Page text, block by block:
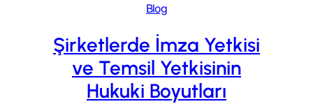
Blog
Şirketlerde İmza Yetkisi
ve Temsil Yetkisinin
Hukuki Boyutları